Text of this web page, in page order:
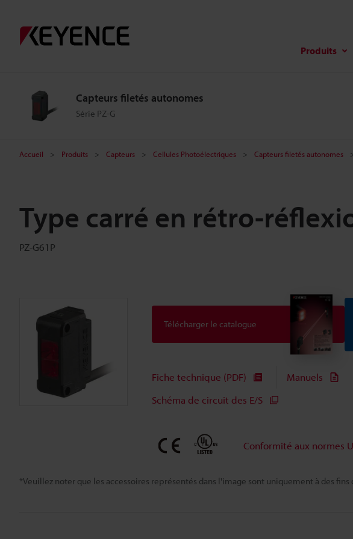
Produits
Capteurs filetés autonomes
Série PZ-G
Accueil Produits Capteurs Cellules Photoélectriques Capteurs filetés autonomes
Type carré en rétro-
PZ-G61P
*Veuillez noter que les accessoires représentés dans l'image sont uniquement à des
Télécharger le catalogue
Fiche technique (PDF) Manuels
Schéma de circuit des E/S
Conformité aux normes